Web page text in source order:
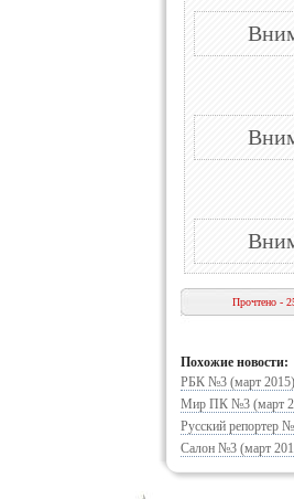
Прочтено -
Похожие новости:
РБК №3 (март 2015)
Мир ПК №3 (март
Русский репортер
Салон №3 (март